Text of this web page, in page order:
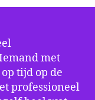
met
tijd op de
professioneel